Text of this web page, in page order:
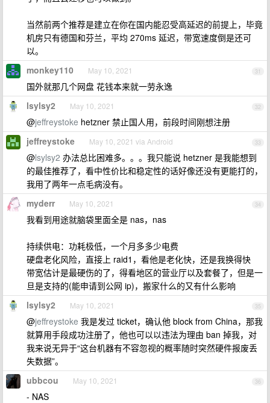
当然前两个推荐是建立在你在国内能忍受高延迟的前提上，毕竟
机房只有德国和芬兰，平均 270ms 延迟，带宽速度倒是还可
以。
31
monkey110 May 10, 2021
国外就那几个网盘 花钱本来就一劳永逸
32
lsylsy2 May 10, 2021
@jeffreystoke hetzner 禁止国人用，前段时间刚想注册
33
jeffreystoke May 10, 2021 via Android
@lsylsy2 办法总比困难多。。。我只能说 hetzner 是我能想到
的最佳推荐了，看中性价比和稳定性的话好像还没有更能打的，
我用了两年一点毛病没有。
34
myderr May 10, 2021
我看到用途就脑袋里面全是 nas，nas
持续供电：功耗极低，一个月多多少电费
硬盘老化风险，直接上 raid1，看他是老化快，还是我换得快
带宽估计是最硬伤的了，得看地区的营业厅以及套餐了，但是一
旦是支持的(能申请到公网 ip)，搬家什么的又有什么影响
35
lsylsy2 May 10, 2021
@jeffreystoke 我是发过 ticket，确认他 block from China，那我
就算用手段成功注册了，他也可以以违法为理由 ban 掉我，对
我来说无异于“这台机器有不容忽视的概率随时突然硬件报废丢
失数据”。
36
ubbcou May 10, 2021
- NAS